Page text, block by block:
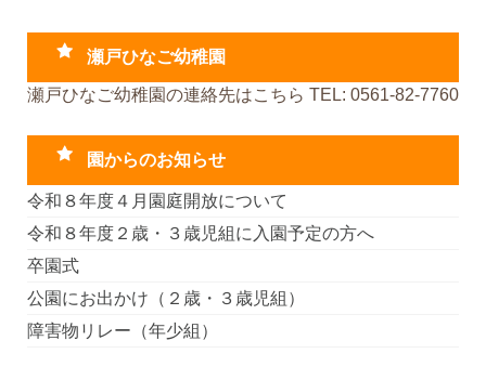
瀬戸ひなご幼稚園
瀬戸ひなご幼稚園の連絡先はこちら TEL: 0561-82-7760
園からのお知らせ
令和８年度４月園庭開放について
令和８年度２歳・３歳児組に入園予定の方へ
卒園式
公園にお出かけ（２歳・３歳児組）
障害物リレー（年少組）